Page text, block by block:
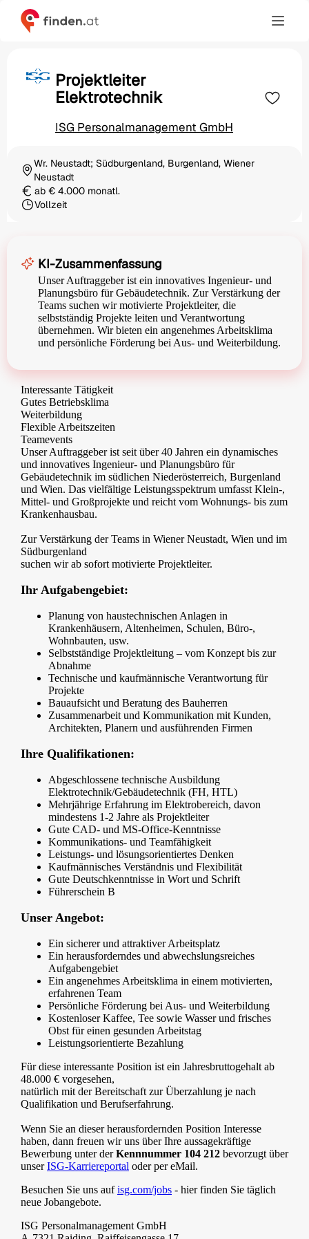
Projektleiter
Elektrotechnik
ISG Personalmanagement GmbH
Ortschaft
Wr. Neustadt; Südburgenland, Burgenland, Wiener
Neustadt
Gehaltab € 4.000 monatl.
Beschäftigungsart
Vollzeit
KI-Zusammenfassung
Unser Auftraggeber ist ein innovatives Ingenieur- und
Planungsbüro für Gebäudetechnik. Zur Verstärkung der
Teams suchen wir motivierte Projektleiter, die
selbstständig Projekte leiten und Verantwortung
übernehmen. Wir bieten ein angenehmes Arbeitsklima
und persönliche Förderung bei Aus- und Weiterbildung.
Interessante Tätigkeit
Gutes Betriebsklima
Weiterbildung
Flexible Arbeitszeiten
Teamevents
Unser Auftraggeber ist seit über 40 Jahren ein dynamisches
und innovatives Ingenieur- und Planungsbüro für
Gebäudetechnik im südlichen Niederösterreich, Burgenland
und Wien. Das vielfältige Leistungsspektrum umfasst Klein-,
Mittel- und Großprojekte und reicht vom Wohnungs- bis zum
Krankenhausbau.
Zur Verstärkung der Teams in Wiener Neustadt, Wien und im
Südburgenland
suchen wir ab sofort motivierte Projektleiter.
Ihr Aufgabengebiet:
Planung von haustechnischen Anlagen in
Krankenhäusern, Altenheimen, Schulen, Büro-,
Wohnbauten, usw.
Selbstständige Projektleitung – vom Konzept bis zur
Abnahme
Technische und kaufmännische Verantwortung für
Projekte
Bauaufsicht und Beratung des Bauherren
Zusammenarbeit und Kommunikation mit Kunden,
Architekten, Planern und ausführenden Firmen
Ihre Qualifikationen:
Abgeschlossene technische Ausbildung
Elektrotechnik/Gebäudetechnik (FH, HTL)
Mehrjährige Erfahrung im Elektrobereich, davon
mindestens 1-2 Jahre als Projektleiter
Gute CAD- und MS-Office-Kenntnisse
Kommunikations- und Teamfähigkeit
Leistungs- und lösungsorientiertes Denken
Kaufmännisches Verständnis und Flexibilität
Gute Deutschkenntnisse in Wort und Schrift
Führerschein B
Unser Angebot:
Ein sicherer und attraktiver Arbeitsplatz
Ein herausforderndes und abwechslungsreiches
Aufgabengebiet
Ein angenehmes Arbeitsklima in einem motivierten,
erfahrenen Team
Persönliche Förderung bei Aus- und Weiterbildung
Kostenloser Kaffee, Tee sowie Wasser und frisches
Obst für einen gesunden Arbeitstag
Leistungsorientierte Bezahlung
Für diese interessante Position ist ein Jahresbruttogehalt ab
48.000 € vorgesehen,
natürlich mit der Bereitschaft zur Überzahlung je nach
Qualifikation und Berufserfahrung.
Wenn Sie an dieser herausfordernden Position Interesse
haben, dann freuen wir uns über Ihre aussagekräftige
Bewerbung unter derKennnummer 104 212 bevorzugt über
unserISG-Karriereportal oder per eMail.
Besuchen Sie uns aufisg.com/jobs - hier finden Sie täglich
neue Jobangebote.
ISG Personalmanagement GmbH